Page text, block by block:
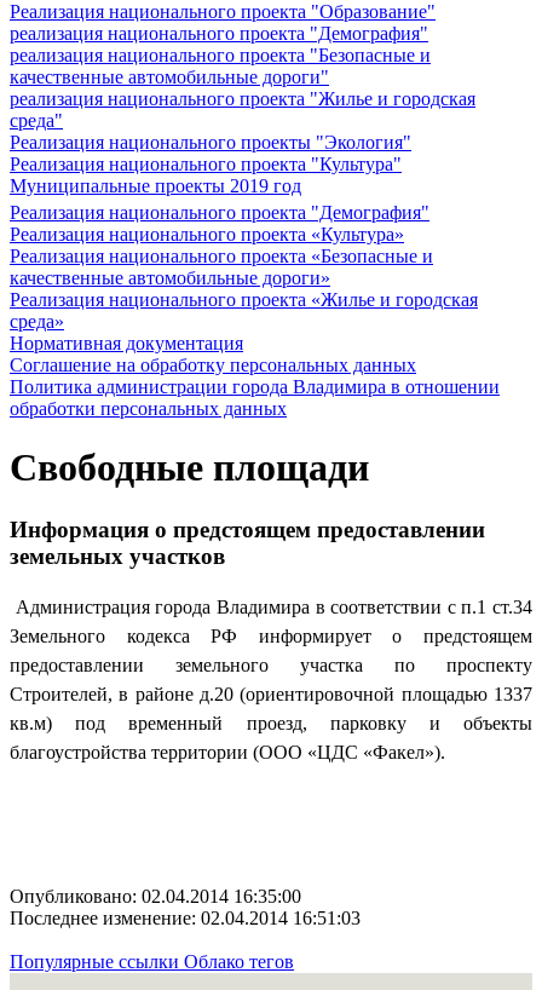
Реализация национального проекта "Образование"
реализация национального проекта "Демография"
реализация национального проекта "Безопасные и
качественные автомобильные дороги"
реализация национального проекта "Жилье и городская
среда"
Реализация национального проекты "Экология"
Реализация национального проекта "Культура"
Муниципальные проекты 2019 год
Реализация национального проекта "Демография"
Реализация национального проекта «Культура»
Реализация национального проекта «Безопасные и
качественные автомобильные дороги»
Реализация национального проекта «Жилье и городская
среда»
Нормативная документация
Соглашение на обработку персональных данных
Политика администрации города Владимира в отношении
обработки персональных данных
Свободные площади
Информация о предстоящем предоставлении
земельных участков
Администрация города Владимира в соответствии с п.1 ст.34
Земельного кодекса РФ информирует о предстоящем
предоставлении земельного участка по проспекту
Строителей, в районе д.20 (ориентировочной площадью 1337
кв.м) под временный проезд, парковку и объекты
благоустройства территории (ООО «ЦДС «Факел»).
Опубликовано: 02.04.2014 16:35:00
Последнее изменение: 02.04.2014 16:51:03
Популярные ссылки Облако тегов